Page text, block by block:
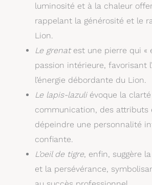
luminosité et à la chaleur
rappelant la générosité et le
Lion.
Le grenatest une pierre qui «
passion intérieure, favorisant
l’énergie débordante du Lion.
Le lapis-lazuliévoque la
communication, des attributs
dépeindre une personnalité
confiante.
L’oeil de tigre, enfin, suggère
et la persévérance,